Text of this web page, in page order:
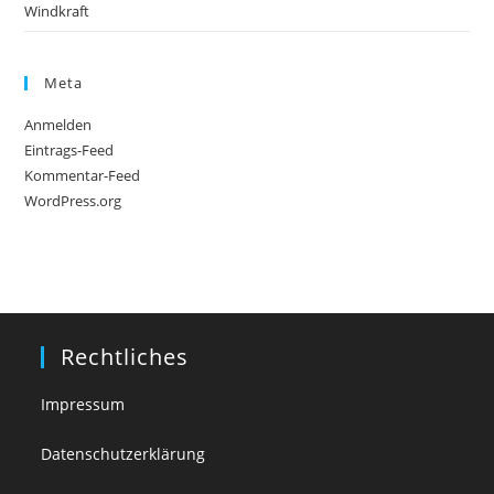
Windkraft
Meta
Anmelden
Eintrags-Feed
Kommentar-Feed
WordPress.org
Rechtliches
Impressum
Datenschutzerklärung